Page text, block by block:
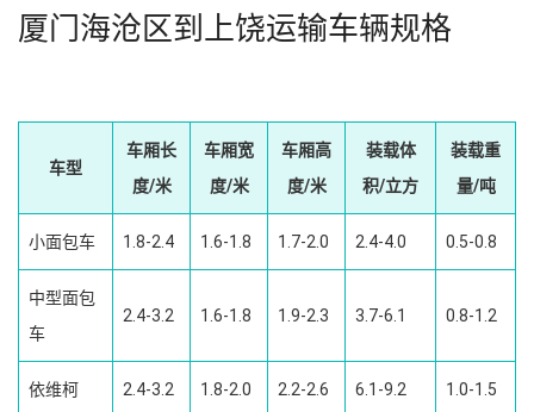
厦门海沧区到上饶运输车辆规格
车型
车厢长
度/米
车厢宽
度/米
车厢高
度/米
装载体
积/立方
装载重
量/吨
小面包车 1.8-2.4 1.6-1.8 1.7-2.0 2.4-4.0 0.5-0.8
中型面包
车
2.4-3.2 1.6-1.8 1.9-2.3 3.7-6.1 0.8-1.2
依维柯 2.4-3.2 1.8-2.0 2.2-2.6 6.1-9.2 1.0-1.5